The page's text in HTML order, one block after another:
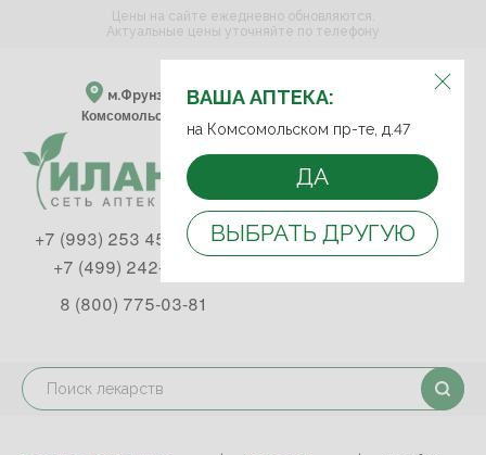
ВЫБЕРИТЕ АПТЕКУ:
м.Фрунзенская м.Спортивная
Комсомольский пр-т, д. 47
ВАША АПТЕКА:
на Комсомольском пр-те, д.47
ДА
ВЫБРАТЬ ДРУГУЮ
Цены на сайте ежедневно обновляются.
Актуальные цены уточняйте по телефону
+7 (993) 253 45 93
+7 (499) 242-90-85
8 (800) 775-03-81